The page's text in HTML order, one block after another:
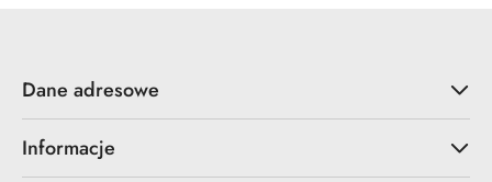
Dane adresowe
Informacje